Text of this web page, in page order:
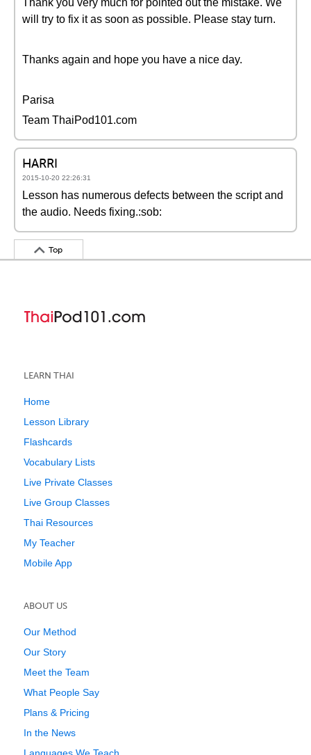
Thank you very much for pointed out the mistake. We
will try to fix it as soon as possible. Please stay turn.
Thanks again and hope you have a nice day.
Parisa
Team ThaiPod101.com
HARRI
2015-10-20 22:26:31
Lesson has numerous defects between the script and
the audio. Needs fixing.:sob:
Top
LEARN THAI
Home
Lesson Library
Flashcards
Vocabulary Lists
Live Private Classes
Live Group Classes
Thai Resources
My Teacher
Mobile App
ABOUT US
Our Method
Our Story
Meet the Team
What People Say
Plans & Pricing
In the News